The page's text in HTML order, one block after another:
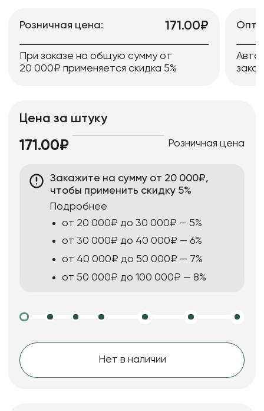
Розничная цена: 171.00₽
При заказе на общую сумму от
20 000₽ применяется скидка 5%
Цена за штуку
171.00₽ Розничная цена
Закажите на сумму от 20 000₽,
чтобы применить скидку 5%
Подробнее
от 20 000₽ до 30 000₽ — 5%
от 30 000₽ до 40 000₽ — 6%
от 40 000₽ до 50 000₽ — 7%
от 50 000₽ до 100 000₽ — 8%
Нет в наличии